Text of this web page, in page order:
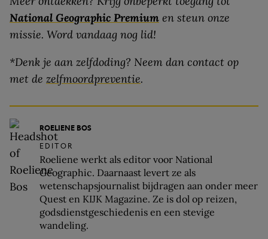
National Geographic Premium en steun onze
missie. Word vandaag nog lid!
*Denk je aan zelfdoding? Neem dan contact op
met de zelfmoordpreventie.
ROELIENE BOS
EDITOR
Roeliene werkt als editor voor National
Geographic. Daarnaast levert ze als
wetenschapsjournalist bijdragen aan onder meer
Quest en KIJK Magazine. Ze is dol op reizen,
godsdienstgeschiedenis en een stevige
wandeling.